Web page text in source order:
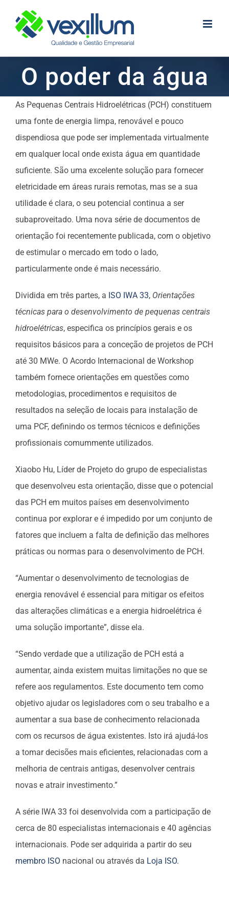
content
O poder da água
As Pequenas Centrais Hidroelétricas (PCH) constituem
uma fonte de energia limpa, renovável e pouco
dispendiosa que pode ser implementada virtualmente
em qualquer local onde exista água em quantidade
suficiente. São uma excelente solução para fornecer
eletricidade em áreas rurais remotas, mas se a sua
utilidade é clara, o seu potencial continua a ser
subaproveitado. Uma nova série de documentos de
orientação foi recentemente publicada, com o objetivo
de estimular o mercado em todo o lado,
particularmente onde é mais necessário.
Dividida em três partes, a ISO IWA 33, Orientações
técnicas para o desenvolvimento de pequenas centrais
hidroelétricas, especifica os princípios gerais e os
requisitos básicos para a conceção de projetos de PCH
até 30 MWe. O Acordo Internacional de Workshop
também fornece orientações em questões como
metodologias, procedimentos e requisitos de
resultados na seleção de locais para instalação de
uma PCF, definindo os termos técnicos e definições
profissionais comummente utilizados.
Xiaobo Hu, Líder de Projeto do grupo de especialistas
que desenvolveu esta orientação, disse que o potencial
das PCH em muitos países em desenvolvimento
continua por explorar e é impedido por um conjunto de
fatores que incluem a falta de definição das melhores
práticas ou normas para o desenvolvimento de PCH.
“Aumentar o desenvolvimento de tecnologias de
energia renovável é essencial para mitigar os efeitos
das alterações climáticas e a energia hidroelétrica é
uma solução importante”, disse ela.
“Sendo verdade que a utilização de PCH está a
aumentar, ainda existem muitas limitações no que se
refere aos regulamentos. Este documento tem como
objetivo ajudar os legisladores com o seu trabalho e a
aumentar a sua base de conhecimento relacionada
com os recursos de água existentes. Isto irá ajudá-los
a tomar decisões mais eficientes, relacionadas com a
melhoria de centrais antigas, desenvolver centrais
novas e atrair investimento.”
A série IWA 33 foi desenvolvida com a participação de
cerca de 80 especialistas internacionais e 40 agências
internacionais. Pode ser adquirida a partir do seu
membro ISO nacional ou através da Loja ISO.